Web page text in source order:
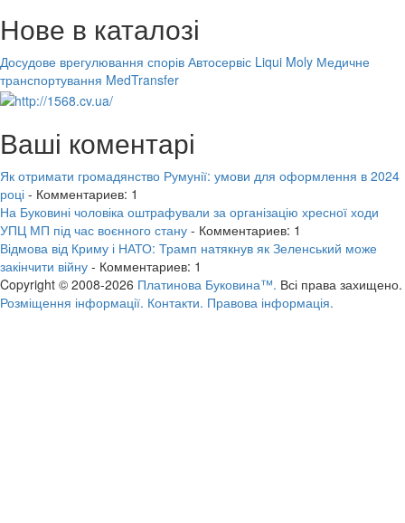
Нове в каталозі
Досудове врегулювання спорів Автосервіс Liqui Moly Медичне
транспортування MedTransfer
Ваші коментарі
Як отримати громадянство Румунії: умови для оформлення в 2024
році - Комментариев: 1
На Буковині чоловіка оштрафували за організацію хресної ходи
УПЦ МП під час воєнного стану - Комментариев: 1
Відмова від Криму і НАТО: Трамп натякнув як Зеленський може
закінчити війну - Комментариев: 1
Copyright © 2008-2026 Платинова Буковина™. Всі права захищено.
Розміщення інформації. Контакти. Правова інформація.